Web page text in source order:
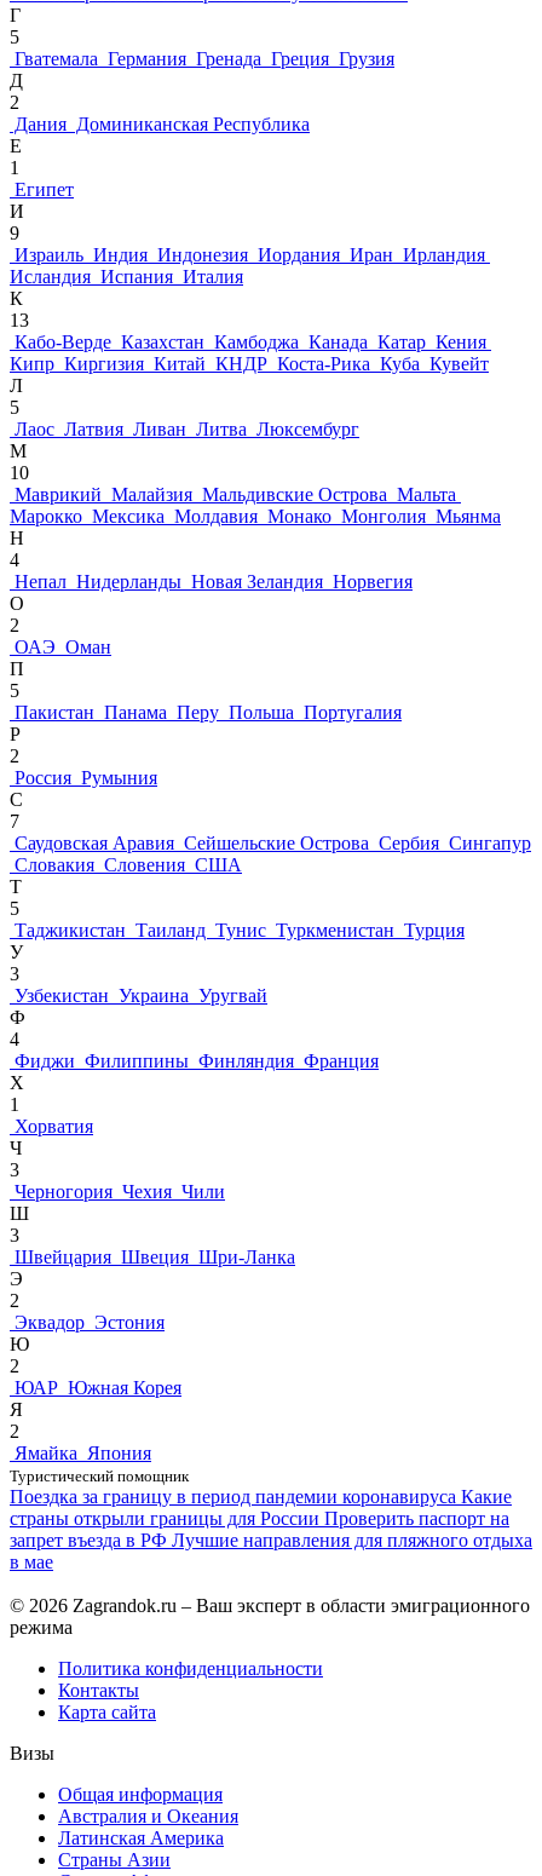
Г
5
Гватемала Германия Гренада Греция Грузия
Д
2
Дания Доминиканская Республика
Е
1
Египет
И
9
Израиль Индия Индонезия Иордания Иран Ирландия
Исландия Испания Италия
К
13
Кабо-Верде Казахстан Камбоджа Канада Катар Кения
Кипр Киргизия Китай КНДР Коста-Рика Куба Кувейт
Л
5
Лаос Латвия Ливан Литва Люксембург
М
10
Маврикий Малайзия Мальдивские Острова Мальта
Марокко Мексика Молдавия Монако Монголия Мьянма
Н
4
Непал Нидерланды Новая Зеландия Норвегия
О
2
ОАЭ Оман
П
5
Пакистан Панама Перу Польша Португалия
Р
2
Россия Румыния
С
7
Саудовская Аравия Сейшельские Острова Сербия Сингапур
Словакия Словения США
Т
5
Таджикистан Таиланд Тунис Туркменистан Турция
У
3
Узбекистан Украина Уругвай
Ф
4
Фиджи Филиппины Финляндия Франция
Х
1
Хорватия
Ч
3
Черногория Чехия Чили
Ш
3
Швейцария Швеция Шри-Ланка
Э
2
Эквадор Эстония
Ю
2
ЮАР Южная Корея
Я
2
Ямайка Япония
Туристический помощник
Поездка за границу в период пандемии коронавируса Какие
страны открыли границы для России Проверить паспорт на
запрет въезда в РФ Лучшие направления для пляжного отдыха
в мае
© 2026 Zagrandok.ru – Ваш эксперт в области эмиграционного
режима
Политика конфиденциальности
Контакты
Карта сайта
Визы
Общая информация
Австралия и Океания
Латинская Америка
Страны Азии